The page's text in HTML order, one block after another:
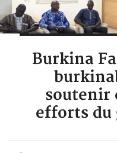
Burkina
soutenir
efforts du